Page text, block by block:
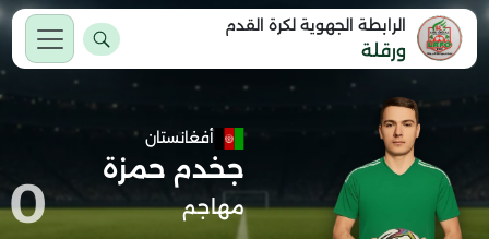
الرابطة الجهوية لكرة القدم
ورقلة
أفغانستان
جخدم حمزة
مهاجم 0